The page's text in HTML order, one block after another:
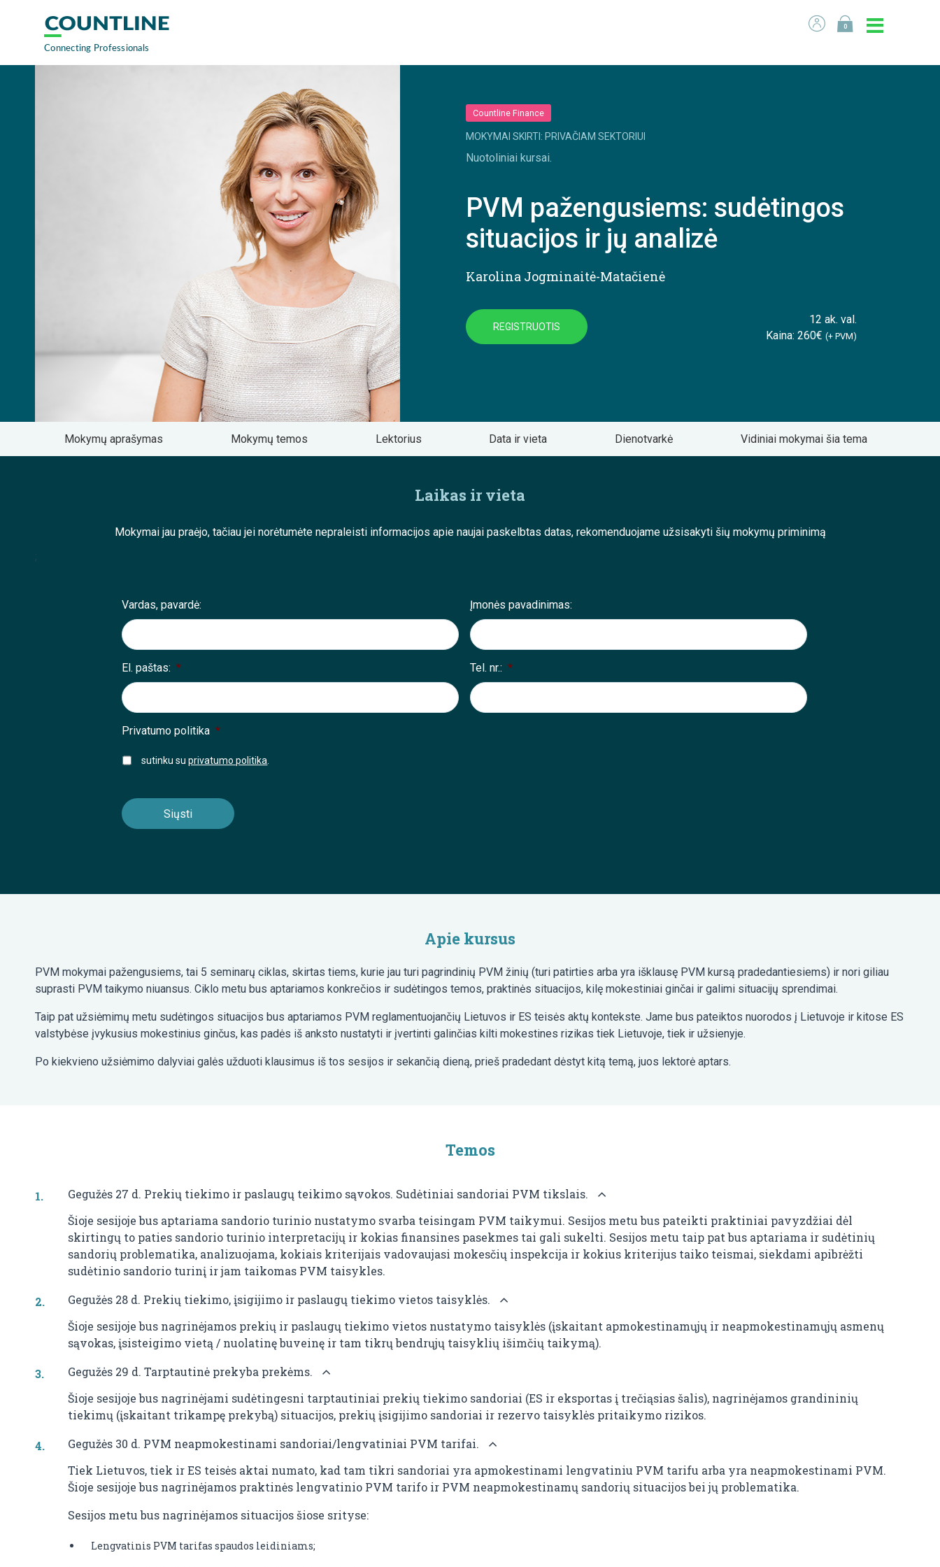
0
Countline Finance
MOKYMAI SKIRTI: PRIVAČIAM SEKTORIUI
Nuotoliniai kursai.
PVM pažengusiems: sudėtingos
situacijos ir jų analizė
Karolina Jogminaitė-Matačienė
REGISTRUOTIS
12 ak. val.
Kaina: 260€ (+ PVM)
Mokymų aprašymas Mokymų temos Lektorius Data ir vieta Dienotvarkė Vidiniai mokymai šia tema
Laikas ir vieta
Mokymai jau praėjo, tačiau jei norėtumėte nepraleisti informacijos apie naujai paskelbtas datas, rekomenduojame užsisakyti šių mokymų priminimą
;
Vardas, pavardė: Įmonės pavadinimas:
El. paštas: * Tel. nr.: *
Privatumo politika *
sutinku suprivatumo politika
Apie kursus
PVM mokymai pažengusiems, tai 5 seminarų ciklas, skirtas tiems, kurie jau turi pagrindinių PVM žinių (turi patirties arba yra išklausę PVM kursą pradedantiesiems) ir nori giliau
suprasti PVM taikymo niuansus. Ciklo metu bus aptariamos konkrečios ir sudėtingos temos, praktinės situacijos, kilę mokestiniai ginčai ir galimi situacijų sprendimai.
Taip pat užsiėmimų metu sudėtingos situacijos bus aptariamos PVM reglamentuojančių Lietuvos ir ES teisės aktų kontekste. Jame bus pateiktos nuorodos į Lietuvoje ir kitose ES
valstybėse įvykusius mokestinius ginčus, kas padės iš anksto nustatyti ir įvertinti galinčias kilti mokestines rizikas tiek Lietuvoje, tiek ir užsienyje.
Po kiekvieno užsiėmimo dalyviai galės užduoti klausimus iš tos sesijos ir sekančią dieną, prieš pradedant dėstyt kitą temą, juos lektorė aptars.
Temos
Gegužės 27 d. Prekių tiekimo ir paslaugų teikimo sąvokos. Sudėtiniai sandoriai PVM tikslais.
Šioje sesijoje bus aptariama sandorio turinio nustatymo svarba teisingam PVM taikymui. Sesijos metu bus pateikti praktiniai pavyzdžiai dėl
skirtingų to paties sandorio turinio interpretacijų ir kokias finansines pasekmes tai gali sukelti. Sesijos metu taip pat bus aptariama ir sudėtinių
sandorių problematika, analizuojama, kokiais kriterijais vadovaujasi mokesčių inspekcija ir kokius kriterijus taiko teismai, siekdami apibrėžti
sudėtinio sandorio turinį ir jam taikomas PVM taisykles.
Gegužės 28 d. Prekių tiekimo, įsigijimo ir paslaugų tiekimo vietos taisyklės.
Šioje sesijoje bus nagrinėjamos prekių ir paslaugų tiekimo vietos nustatymo taisyklės (įskaitant apmokestinamųjų ir neapmokestinamųjų asmenų
sąvokas, įsisteigimo vietą / nuolatinę buveinę ir tam tikrų bendrųjų taisyklių išimčių taikymą).
Gegužės 29 d. Tarptautinė prekyba prekėms.
Šioje sesijoje bus nagrinėjami sudėtingesni tarptautiniai prekių tiekimo sandoriai (ES ir eksportas į trečiąsias šalis), nagrinėjamos grandininių
tiekimų (įskaitant trikampę prekybą) situacijos, prekių įsigijimo sandoriai ir rezervo taisyklės pritaikymo rizikos.
Gegužės 30 d. PVM neapmokestinami sandoriai/lengvatiniai PVM tarifai.
Tiek Lietuvos, tiek ir ES teisės aktai numato, kad tam tikri sandoriai yra apmokestinami lengvatiniu PVM tarifu arba yra neapmokestinami PVM.
Šioje sesijoje bus nagrinėjamos praktinės lengvatinio PVM tarifo ir PVM neapmokestinamų sandorių situacijos bei jų problematika.
Sesijos metu bus nagrinėjamos situacijos šiose srityse:
Lengvatinis PVM tarifas spaudos leidiniams;